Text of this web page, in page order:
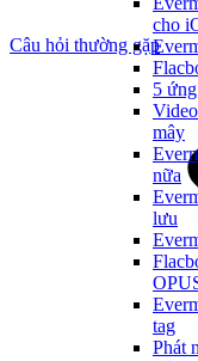
cho
5
mây
nữa
lưu
tag
Phát
Câu hỏi thường gặp